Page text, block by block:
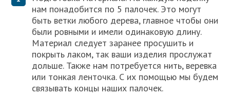
нам понадобится по 5 палочек. Это могут
быть ветки любого дерева, главное чтобы они
были ровными и имели одинаковую длину.
Материал следует заранее просушить и
покрыть лаком, так ваши изделия прослужат
дольше. Также нам потребуется нить, веревка
или тонкая ленточка. С их помощью мы будем
связывать концы наших палочек.